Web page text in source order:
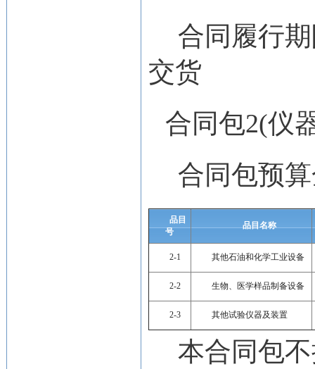
合同履行
交货
合同包2(仪
合同包预
品目
号
品目名称
2-1 其他石油和化学工业设备
2-2 生物、医学样品制备设备
2-3 其他试验仪器及装置
本合同包